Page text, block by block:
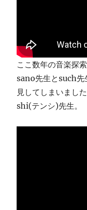
ここ数年の音楽探
sano先生とsuch先
見してしまいまし
shi(テンシ)先生。